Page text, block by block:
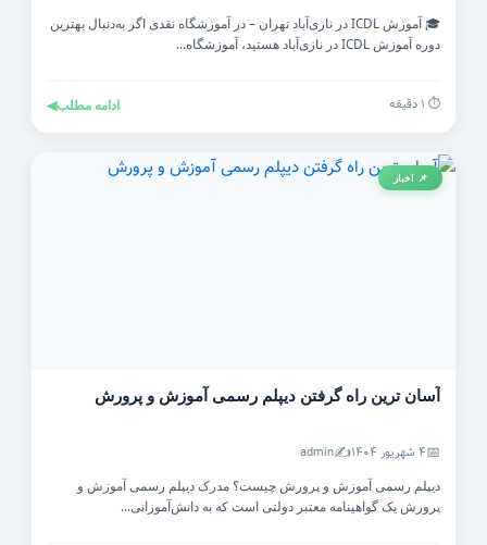
🎓 آموزش ICDL در نازی‌آباد تهران – در آموزشگاه نقدی اگر به‌دنبال بهترین
دوره آموزش ICDL در نازی‌آباد هستید، آموزشگاه...
⏱️ ۱ دقیقه ادامه مطلب◀
📌 اخبار
آسان ترین راه گرفتن دیپلم رسمی آموزش و پرورش
📅۴ شهریور ۱۴۰۴ ✍️
admin
دیپلم رسمی آموزش و پرورش چیست؟ مدرک دیپلم رسمی آموزش و
پرورش یک گواهینامه معتبر دولتی است که به دانش‌آموزانی...